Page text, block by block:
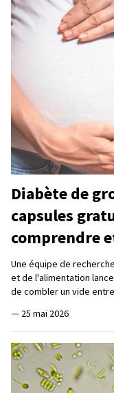
Diabète de
capsules
comprendre
Une équipe de
et de l'alimentation
de combler un vide
— 25 mai 2026